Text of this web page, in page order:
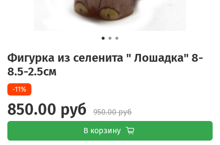
Фигурка из селенита " Лошадка" 8-
8.5-2.5см
-11%
850.00 руб
950.00 руб
В корзину